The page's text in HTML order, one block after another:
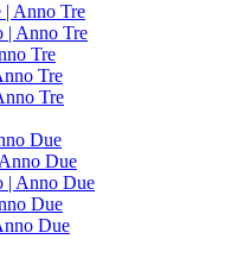
| Anno Tre
| Anno Tre
Tre
Tre
Tre
Due
Due
| Anno Due
Due
Due